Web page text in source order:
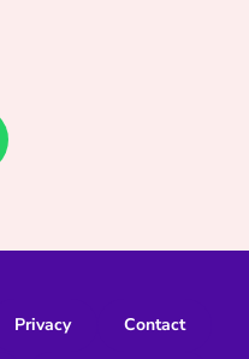
Privacy Contact